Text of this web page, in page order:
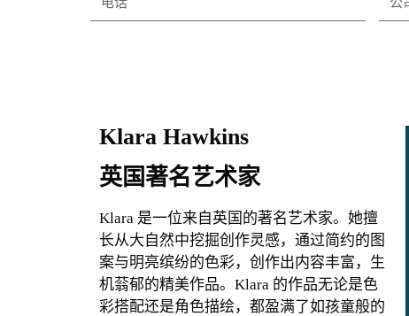
Klara Hawkins
英国著名艺术家
Klara 是一位来自英国的著名艺术家。她擅
长从大自然中挖掘创作灵感，通过简约的图
案与明亮缤纷的色彩，创作出内容丰富，生
机蓊郁的精美作品。Klara 的作品无论是色
彩搭配还是角色描绘，都盈满了如孩童般的